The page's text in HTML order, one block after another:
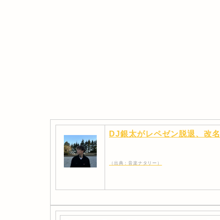
DJ銀太がレペゼン脱退、改
（出典：音楽ナタリー）